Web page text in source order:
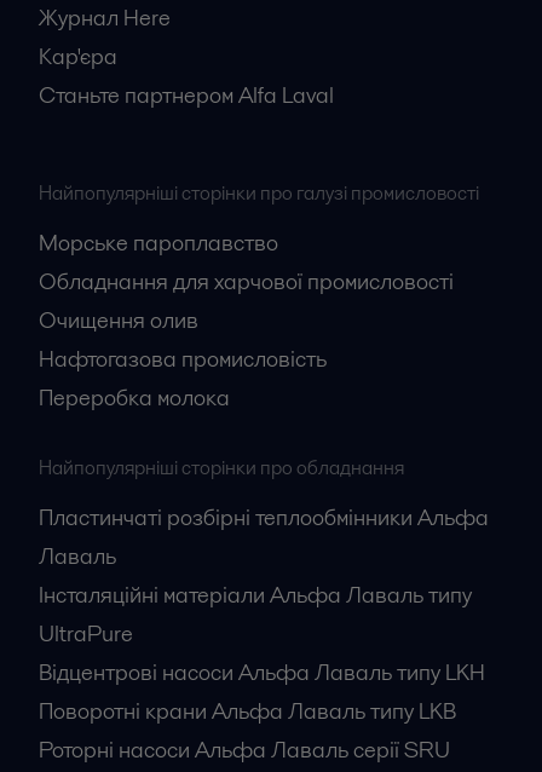
Журнал Here
Кар'єрa
Станьте партнером Alfa Laval
Найпопулярніші сторінки про галузі промисловості
Морське пароплавство
Обладнання для харчової промисловості
Очищення олив
Нафтогазова промисловість
Переробка молока
Найпопулярніші сторінки про обладнання
Пластинчаті розбірні теплообмінники Альфа
Лаваль
Інсталяційні матеріали Альфа Лаваль типу
UltraPure
Відцентрові насоси Альфа Лаваль типу LKH
Поворотні крани Альфа Лаваль типу LKB
Роторні насоси Альфа Лаваль серії SRU